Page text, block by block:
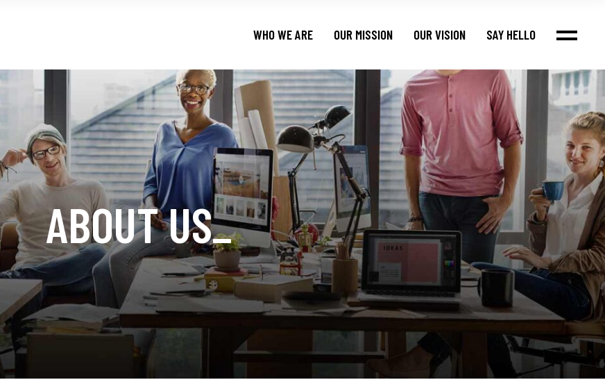
WHO WE ARE OUR MISSION OUR VISION SAY HELLO
ABOUT US_